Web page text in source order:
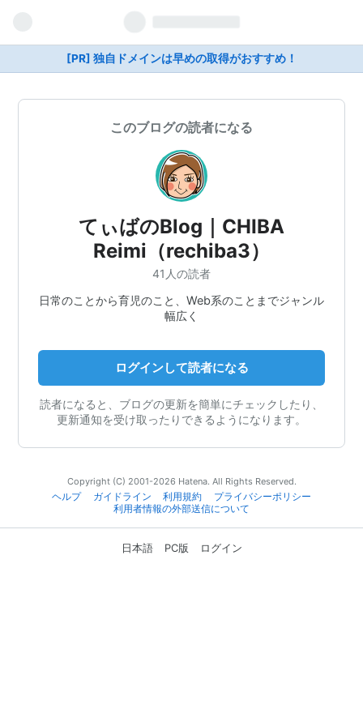
[PR] 独自ドメインは早めの取得がおすすめ！
このブログの読者になる
てぃばのBlog｜CHIBA
Reimi（rechiba3）
41人の読者
日常のことから育児のこと、Web系のことまでジャンル
幅広く
ログインして読者になる
読者になると、ブログの更新を簡単にチェックしたり、
更新通知を受け取ったりできるようになります。
Copyright (C) 2001-2026 Hatena. All Rights Reserved.
ヘルプ
ガイドライン 利用規約
プライバシーポリシー
利用者情報の外部送信について
日本語 PC版 ログイン